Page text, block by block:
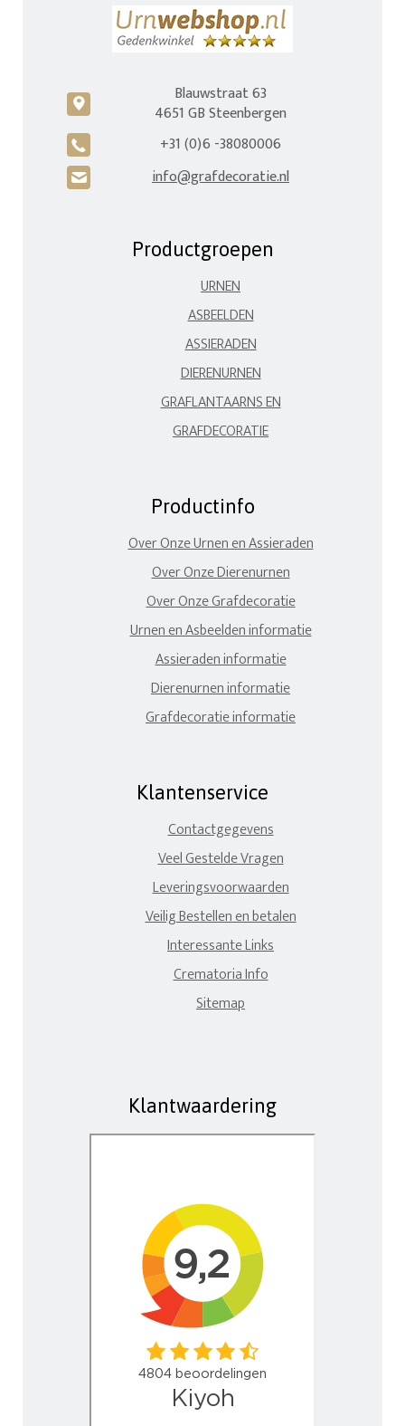
c
Blauwstraat 63
4651 GB Steenbergen
A +31 (0)6 -38080006
H info@grafdecoratie.nl
Productgroepen
URNEN
ASBEELDEN
ASSIERADEN
DIERENURNEN
GRAFLANTAARNS EN
GRAFDECORATIE
Productinfo
Over Onze Urnen en Assieraden
Over Onze Dierenurnen
Over Onze Grafdecoratie
Urnen en Asbeelden informatie
Assieraden informatie
Dierenurnen informatie
Grafdecoratie informatie
Klantenservice
Contactgegevens
Veel Gestelde Vragen
Leveringsvoorwaarden
Veilig Bestellen en betalen
Interessante Links
Crematoria Info
Sitemap
Klantwaardering